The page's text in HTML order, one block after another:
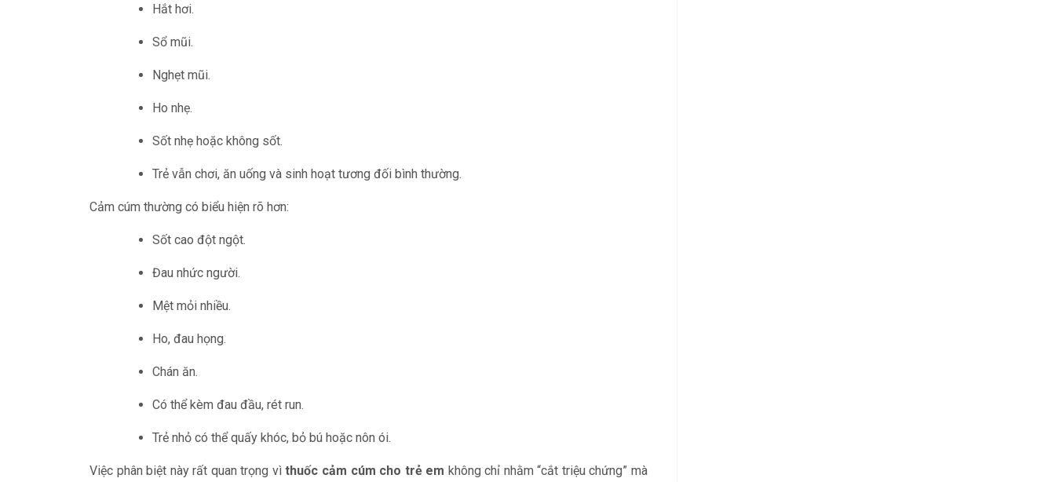
Hắt hơi.
Sổ mũi.
Nghẹt mũi.
Ho nhẹ.
Sốt nhẹ hoặc không sốt.
Trẻ vẫn chơi, ăn uống và sinh hoạt tương đối bình thường.
Cảm cúm thường có biểu hiện rõ hơn:
Sốt cao đột ngột.
Đau nhức người.
Mệt mỏi nhiều.
Ho, đau họng.
Chán ăn.
Có thể kèm đau đầu, rét run.
Trẻ nhỏ có thể quấy khóc, bỏ bú hoặc nôn ói.
Việc phân biệt này rất quan trọng vìthuốc cảm cúm cho trẻ em không chỉ nhằm “cắt triệu chứng” mà